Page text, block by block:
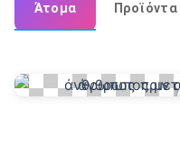
Άτομα Προϊόντα